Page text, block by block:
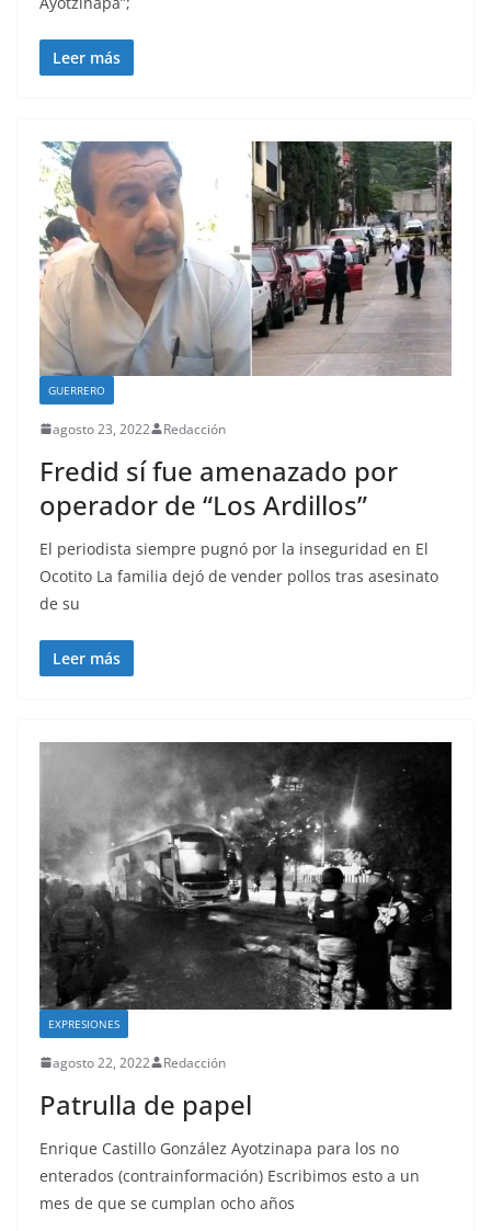
Leer más
GUERRERO
agosto 23, 2022 Redacción
Fredid sí fue amenazado por
operador de “Los Ardillos”
El periodista siempre pugnó por la inseguridad en El
Ocotito La familia dejó de vender pollos tras asesinato
de su
Leer más
EXPRESIONES
agosto 22, 2022 Redacción
Patrulla de papel
Enrique Castillo González Ayotzinapa para los no
enterados (contrainformación) Escribimos esto a un
mes de que se cumplan ocho años